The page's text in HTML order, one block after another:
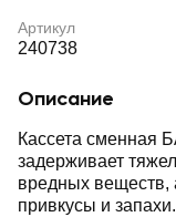
Артикул
240738
Описание
Кассета сменная
задерживает
вредных веществ,
привкусы и